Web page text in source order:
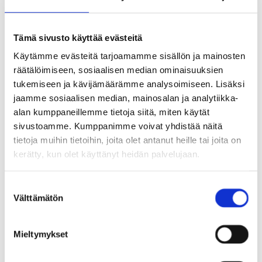
Tämä sivusto käyttää evästeitä
Käytämme evästeitä tarjoamamme sisällön ja mainosten
räätälöimiseen, sosiaalisen median ominaisuuksien
tukemiseen ja kävijämäärämme analysoimiseen. Lisäksi
jaamme sosiaalisen median, mainosalan ja analytiikka-
alan kumppaneillemme tietoja siitä, miten käytät
sivustoamme. Kumppanimme voivat yhdistää näitä
tietoja muihin tietoihin, joita olet antanut heille tai joita on
kerätty, kun olet käyttänyt heidän palvelujaan.
Välttämätön
Mieltymykset
Kerhossa mahdollistuu erityisen hyvin
yksilöllinen kohtaaminen sekä osallisuuden ja
osallistumisen harjoittelu. Kerhotoiminnassa
kotihoidossa olevat lapset saavat
vertaiskohtaamisia ja -kokemuksia, mikä voi